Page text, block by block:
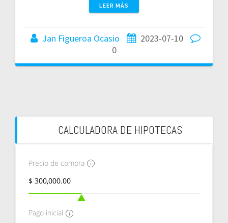
LEER MÁS
Jan Figueroa Ocasio
2023-07-10
0
CALCULADORA DE HIPOTECAS
Precio de compra
Pago inicial